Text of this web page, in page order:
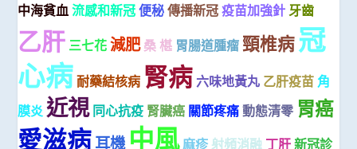
中海貧血 流感和新冠 便秘 傳播新冠 疫苗加強針 牙齒
乙肝 三七花 減肥 桑 椹 胃腸道腫瘤 頸椎病冠
心病 耐藥結核病 腎病 六味地黃丸 乙肝疫苗 角
膜炎 近視 同心抗疫 腎臟癌 關節疼痛 動態清零 胃癌
愛滋病耳機 中風麻疹 射頻消融 丁肝 新冠診